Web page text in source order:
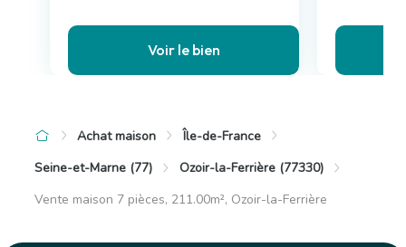
Voir le bien
Achat maison
Île-de-France
Seine-et-Marne (77)
Ozoir-la-Ferrière (77330)
Vente maison 7 pièces, 211.00m², Ozoir-la-Ferrière